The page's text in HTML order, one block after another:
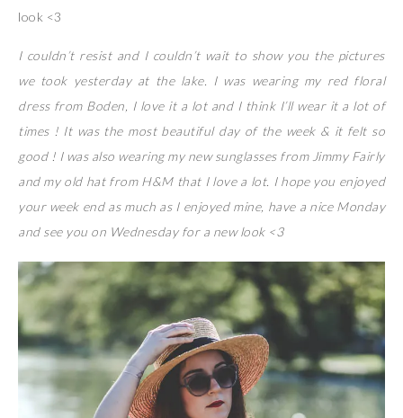
look <3
I couldn’t resist and I couldn’t wait to show you the pictures
we took yesterday at the lake. I was wearing my red floral
dress from Boden, I love it a lot and I think I’ll wear it a lot of
times ! It was the most beautiful day of the week & it felt so
good ! I was also wearing my new sunglasses from Jimmy Fairly
and my old hat from H&M that I love a lot. I hope you enjoyed
your week end as much as I enjoyed mine, have a nice Monday
and see you on Wednesday for a new look <3